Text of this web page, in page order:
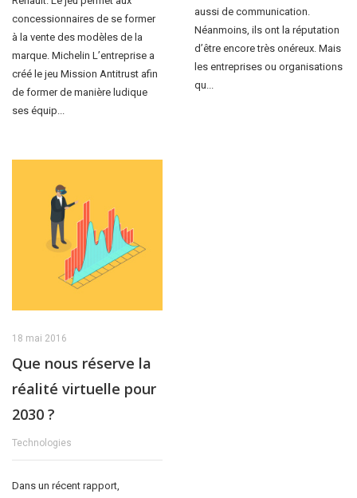
concessionnaires de se former
à la vente des modèles de la
marque. Michelin L’entreprise a
créé le jeu Mission Antitrust afin
de former de manière ludique
ses équip...
aussi de communication.
Néanmoins, ils ont la réputation
d’être encore très onéreux. Mais
les entreprises ou organisations
qu...
Que nous réserve la
réalité virtuelle pour
2030 ?
Technologies
18 mai 2016
Dans un récent rapport,